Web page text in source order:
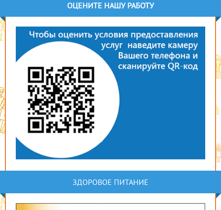
ОЦЕНИТЕ НАШУ РАБОТУ
ЗДОРОВОЕ ПИТАНИЕ